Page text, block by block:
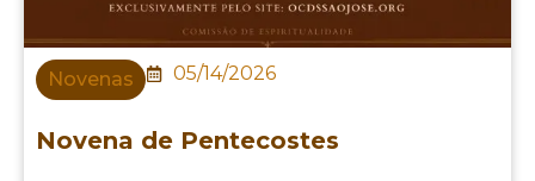
Novenas 05/14/2026
Novena de Pentecostes